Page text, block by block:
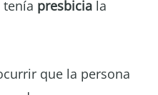
tenía presbicia la
que la persona